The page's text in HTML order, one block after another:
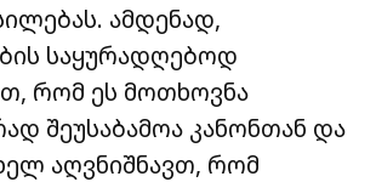
ამდენად,
საყურადღებოდ
რომ ეს მოთხოვნა
შეუსაბამოა კანონთან და
აღვნიშნავთ, რომ